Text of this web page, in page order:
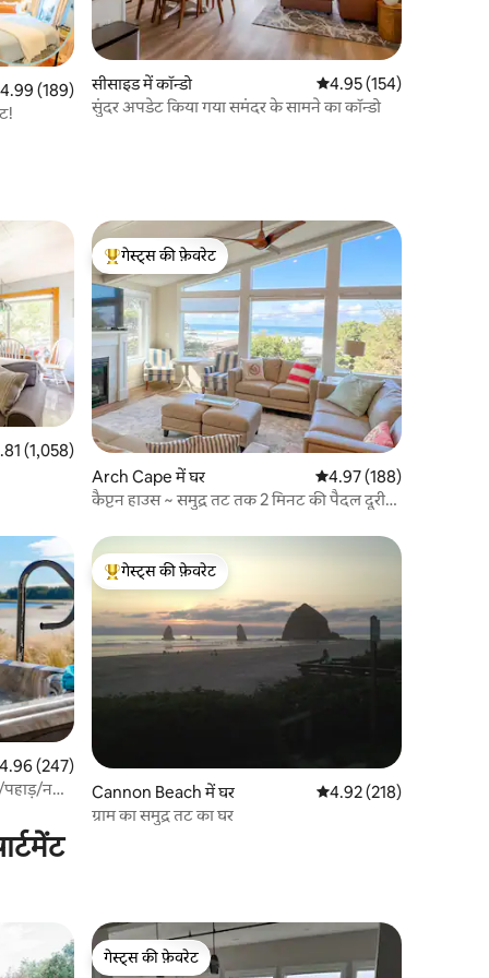
रेटिंग 5 में से 4.99, 189 समीक्षाएँ
4.99 (189)
सीसाइड में कॉन्डो औसत रेटिंग 5 में से 4.95,
4.95 (154)
सुंदर अपडेट किया गया समंदर के सामने का कॉन्डो
रेटिंग 5 में से 4.81, 1,058 समीक्षाएँ
(1,058)
गेस्ट्स का टॉप फ़ेवरेट
गेस्ट्स की फ़ेवरेट
Arch Cape में घर औसत रेटिंग 5 में से 4.97,
4.97 (188)
कैप्टन हाउस ~ समुद्र तट तक 2 मिनट की पैदल दूरी
रेटिंग 5 में से 4.96, 247 समीक्षाएँ
4.96 (247)
नदी
गेस्ट्स का टॉप फ़ेवरेट
गेस्ट्स की फ़ेवरेट
Cannon Beach में घर औसत रेटिंग 5 में से 4.92,
4.92 (218)
ग्राम का समुद्र तट का घर
गेस्ट्स की फ़ेवरेट
गेस्ट्स की फ़ेवरेट